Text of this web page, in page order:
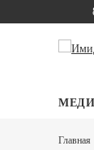
Главная